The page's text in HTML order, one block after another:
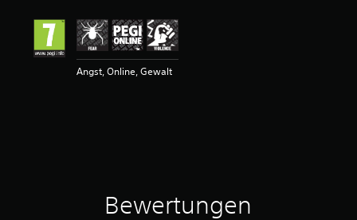
g
Angst, Online, Gewalt
Bewertungen